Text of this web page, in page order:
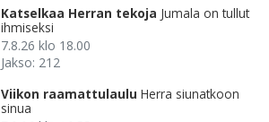
Katselkaa Herran tekoja Jumala on tullut
ihmiseksi
7.8.26 klo 18.00
Jakso: 212
Viikon raamattulaulu Herra siunatkoon
sinua